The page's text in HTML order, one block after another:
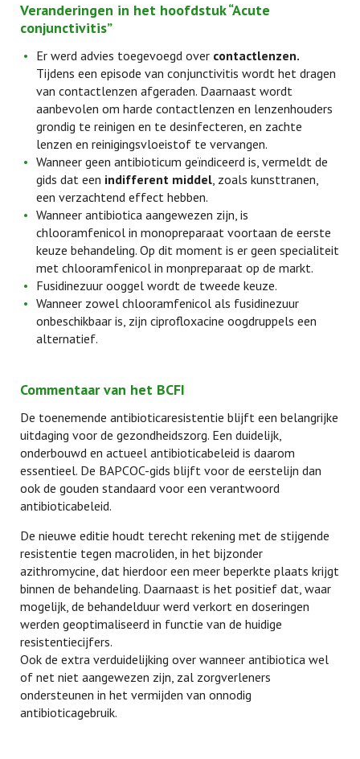
Veranderingen in het hoofdstuk “Acute
conjunctivitis”
Er werd advies toegevoegd over contactlenzen.
Tijdens een episode van conjunctivitis wordt het dragen
van contactlenzen afgeraden. Daarnaast wordt
aanbevolen om harde contactlenzen en lenzenhouders
grondig te reinigen en te desinfecteren, en zachte
lenzen en reinigingsvloeistof te vervangen.
Wanneer geen antibioticum geïndiceerd is, vermeldt de
gids dat een indifferent middel, zoals kunsttranen,
een verzachtend effect hebben.
Wanneer antibiotica aangewezen zijn, is
chlooramfenicol in monopreparaat voortaan de eerste
keuze behandeling. Op dit moment is er geen specialiteit
met chlooramfenicol in monpreparaat op de markt.
Fusidinezuur ooggel wordt de tweede keuze.
Wanneer zowel chlooramfenicol als fusidinezuur
onbeschikbaar is, zijn ciprofloxacine oogdruppels een
alternatief.
Commentaar van het BCFI
De toenemende antibioticaresistentie blijft een belangrijke
uitdaging voor de gezondheidszorg. Een duidelijk,
onderbouwd en actueel antibioticabeleid is daarom
essentieel. De BAPCOC-gids blijft voor de eerstelijn dan
ook de gouden standaard voor een verantwoord
antibioticabeleid.
De nieuwe editie houdt terecht rekening met de stijgende
resistentie tegen macroliden, in het bijzonder
azithromycine, dat hierdoor een meer beperkte plaats krijgt
binnen de behandeling. Daarnaast is het positief dat, waar
mogelijk, de behandelduur werd verkort en doseringen
werden geoptimaliseerd in functie van de huidige
resistentiecijfers.
Ook de extra verduidelijking over wanneer antibiotica wel
of net niet aangewezen zijn, zal zorgverleners
ondersteunen in het vermijden van onnodig
antibioticagebruik.